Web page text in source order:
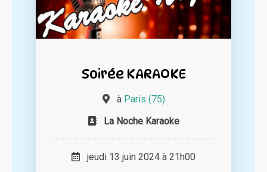
Soirée KARAOKE
à Paris (75)
La Noche Karaoke
jeudi 13 juin 2024 à 21h00